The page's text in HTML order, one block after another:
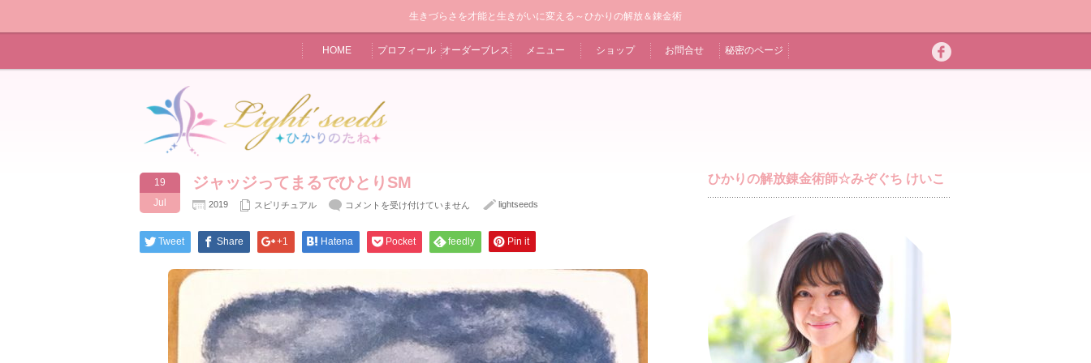
生きづらさを才能と生きがいに変える～ひかりの解放＆錬金術
HOME プロフィール オーダーブレス メニュー ショップ お問合せ 秘密のページ
19
Jul
ジャッジってまるでひとりSM
2019 スピリチュアル
ジ
ジ
っ
る
ひ
と
り
SM
コメントを受け付けていません lightseeds
Tweet Share +1 Hatena Pocket feedly Pin it
ひかりの解放錬金術師☆みぞぐち けいこ